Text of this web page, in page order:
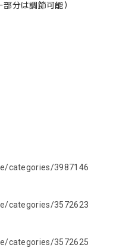
分は調節可能）
categories/3987146
categories/3572623
categories/3572625